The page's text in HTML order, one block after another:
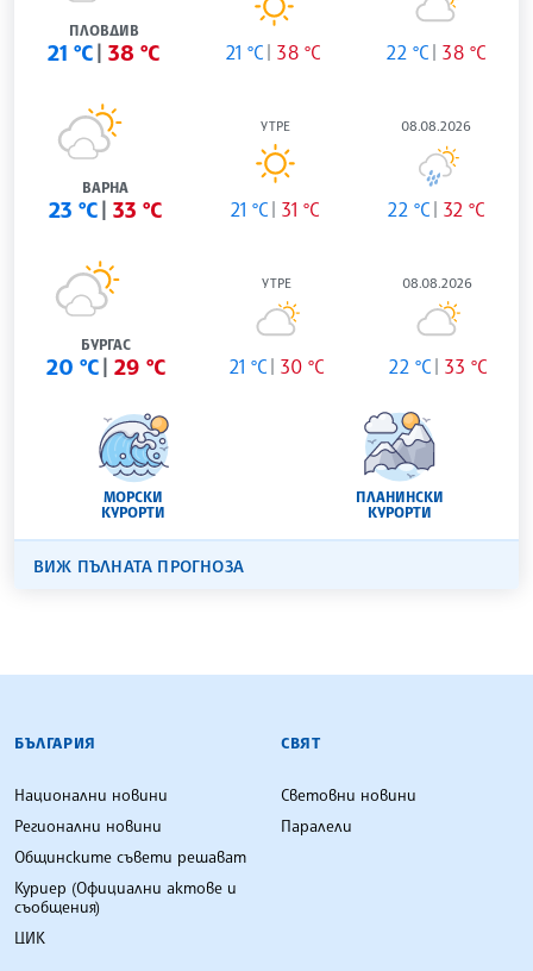
ПЛОВДИВ
21 °C 38 °C 21 °C 38 °C 22 °C 38 °C
ВАРНА
23 °C 33 °C
УТРЕ
21 °C 31 °C
08.08.2026
22 °C 32 °C
БУРГАС
20 °C 29 °C
УТРЕ
21 °C 30 °C
08.08.2026
22 °C 33 °C
МОРСКИ
КУРОРТИ
ПЛАНИНСКИ
КУРОРТИ
ВИЖ ПЪЛНАТА ПРОГНОЗА
БЪЛГАРСКА ТЕЛЕГРАФНА АГЕНЦИЯ
БЪЛГАРИЯ
Национални новини
Регионални новини
Общинските съвети решават
Куриер (Официални актове и
съобщения)
ЦИК
СВЯТ
Световни новини
Паралели